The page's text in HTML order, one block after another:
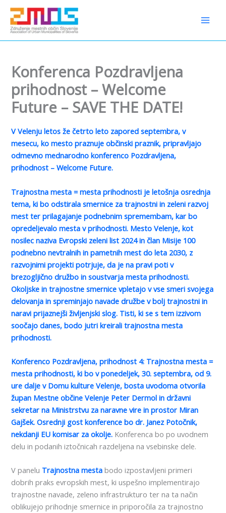
content
Preskoči
vsebino
Konferenca Pozdravljena
prihodnost – Welcome
Future – SAVE THE DATE!
V Velenju letos že četrto leto zapored septembra, v
mesecu, ko mesto praznuje občinski praznik, pripravljajo
odmevno mednarodno konferenco Pozdravljena,
prihodnost – Welcome Future.
Trajnostna mesta = mesta prihodnosti je letošnja osrednja
tema, ki bo odstirala smernice za trajnostni in zeleni razvoj
mest ter prilagajanje podnebnim spremembam, kar bo
opredeljevalo mesta v prihodnosti. Mesto Velenje, kot
nosilec naziva Evropski zeleni list 2024 in član Misije 100
podnebno nevtralnih in pametnih mest do leta 2030, z
razvojnimi projekti potrjuje, da je na pravi poti v
brezogljično družbo in soustvarja mesta prihodnosti.
Okoljske in trajnostne smernice vpletajo v vse smeri svojega
delovanja in spreminjajo navade družbe v bolj trajnostni in
naravi prijaznejši življenjski slog. Tisti, ki se s tem izzivom
soočajo danes, bodo jutri kreirali trajnostna mesta
prihodnosti.
Konferenco Pozdravljena, prihodnost 4: Trajnostna mesta =
mesta prihodnosti, ki bo v ponedeljek, 30. septembra, od 9.
ure dalje v Domu kulture Velenje, bosta uvodoma otvorila
župan Mestne občine Velenje Peter Dermol in državni
sekretar na Ministrstvu za naravne vire in prostor Miran
Gajšek. Osrednji gost konference bo dr. Janez Potočnik,
nekdanji EU komisar za okolje. Konferenca bo po uvodnem
delu in podanih iztočnicah razdeljena na vsebinske dele.
V panelu Trajnostna mesta bodo izpostavljeni primeri
dobrih praks evropskih mest, ki uspešno implementirajo
trajnostne navade, zeleno infrastrukturo ter na ta način
oblikujejo prihodnje smernice in priporočila za trajnostno